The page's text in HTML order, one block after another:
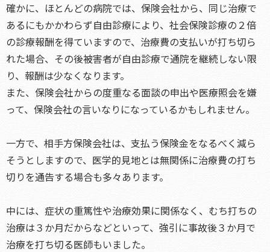
確かに、ほとんどの病院では、保険会社から、同じ治療で
あるにもかかわらず自由診療により、社会保険診療の２倍
の診療報酬を得ていますので、治療費の支払いが打ち切ら
れた場合、その後被害者が自由診療で通院を継続しない限
り、報酬は少なくなります。
また、保険会社からの度重なる面談の申出や医療照会を嫌
って、保険会社の言いなりになっているかもしれません。
一方で、相手方保険会社は、支払う保険金をなるべく減ら
そうとしますので、医学的見地とは無関係に治療費の打ち
切りを通告する場合も多々あります。
中には、症状の重篤性や治療効果に関係なく、むち打ちの
治療は３か月だからなどといって、強引に事故後３か月で
治療を打ち切る医師もいました。